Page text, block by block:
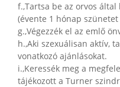
f.,Tartsa be az orvos
(évente 1 hónap
g.,Végezzék el az emlő
h.,Aki szexuálisan aktív,
vonatkozó ajánlásokat.
i.,Keressék meg a
tájékozott a Turner